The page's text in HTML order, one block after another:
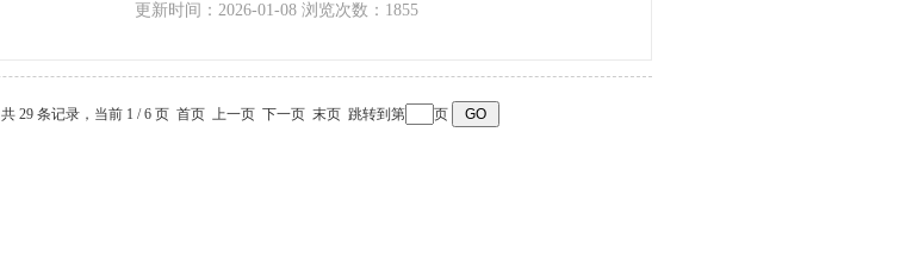
更新时间：2026-01-08 浏览次数：1855
共 29 条记录，当前 1 / 6 页 首页 上一页 下一页 末页跳转到第 页